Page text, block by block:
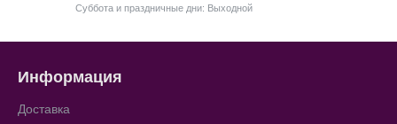
Суббота и праздничные дни: Выходной
Информация
Доставка